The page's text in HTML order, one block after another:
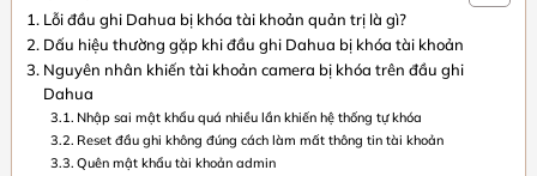
Lỗi đầu ghi Dahua bị khóa tài khoản quản trị là gì?
Dấu hiệu thường gặp khi đầu ghi Dahua bị khóa tài khoản
Nguyên nhân khiến tài khoản camera bị khóa trên đầu ghi
Dahua
Nhập sai mật khẩu quá nhiều lần khiến hệ thống tự khóa
Reset đầu ghi không đúng cách làm mất thông tin tài khoản
Quên mật khẩu tài khoản admin